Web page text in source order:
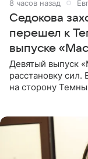
8 часов назад
Седокова
перешел к
выпуске
Девятый выпуск
расстановку сил.
на сторону